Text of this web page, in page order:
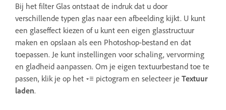
Bij het filter Glas ontstaat de indruk dat u door
verschillende typen glas naar een afbeelding kijkt. U kunt
een glaseffect kiezen of u kunt een eigen glasstructuur
maken en opslaan als een Photoshop-bestand en dat
toepassen. Je kunt instellingen voor schaling, vervorming
en gladheid aanpassen. Om je eigen textuurbestand toe te
passen, klik je op het
pictogram en selecteer je Textuur
laden.